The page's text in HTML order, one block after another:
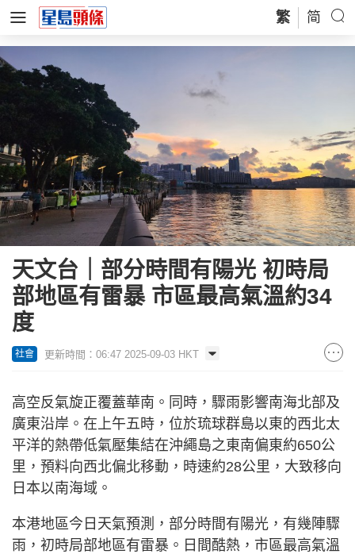
繁 简
天文台｜部分時間有陽光 初時局
部地區有雷暴 市區最高氣溫約34
度
社會 更新時間：06:47 2025-09-03 HKT
高空反氣旋正覆蓋華南。同時，驟雨影響南海北部及
廣東沿岸。在上午五時，位於琉球群島以東的西北太
平洋的熱帶低氣壓集結在沖繩島之東南偏東約650公
里，預料向西北偏北移動，時速約28公里，大致移向
日本以南海域。
本港地區今日天氣預測，部分時間有陽光，有幾陣驟
雨，初時局部地區有雷暴。日間酷熱，市區最高氣溫